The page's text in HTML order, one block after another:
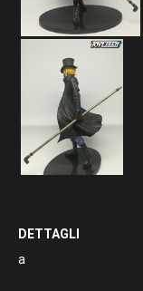
DETTAGLI
a